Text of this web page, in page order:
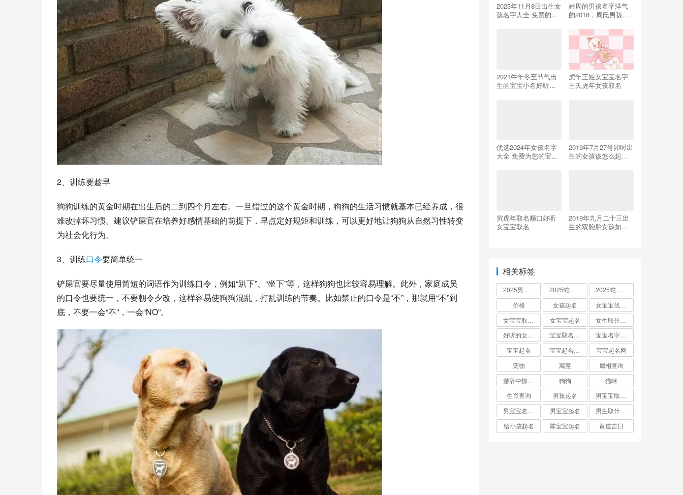
2、训练要趁早
狗狗训练的黄金时期在出生后的二到四个月左右。一旦错过的这个黄金时期，狗狗的生活习惯就基本已经养成，很
难改掉坏习惯。建议铲屎官在培养好感情基础的前提下， 早点定好规矩和训练，可以更好地让狗狗从自然习性转变
为社会化行为。
3、训练口令要简单统一
铲屎官要尽量使用简短的词语作为训练口令，例如“趴下”、“坐下”等，这样狗狗也比较容易理解。此外，家庭成员
的口令也要统一，不要朝令夕改，这样容易使狗狗混乱，打乱训练的节奏。比如禁止的口令是“不”，那就用“不”到
底，不要一会“不”，一会“NO”。
2023年11月8日出生女
孩名字大全 免费的女
姓周的男孩名字洋气
的2018，周氏男孩取
2021牛年冬至节气出
生的宝宝小名好听到
虎年王姓女宝宝名字
王氏虎年女孩取名
优选2024年女孩名字
大全 免费为您的宝宝
2019年7月27号卯时出
生的女孩该怎么起
寅虎年取名顺口好听
女宝宝取名
2019年九月二十三出
生的双胞胎女孩如何
相关标签
价格
女孩起名
女宝宝起名
宝宝起名
宝宝起名网
宠物
寓意
属相查询
狗狗
猫咪
生肖查询
男孩起名
男宝宝起名
给小孩起名
陈宝宝起名 黄道吉日